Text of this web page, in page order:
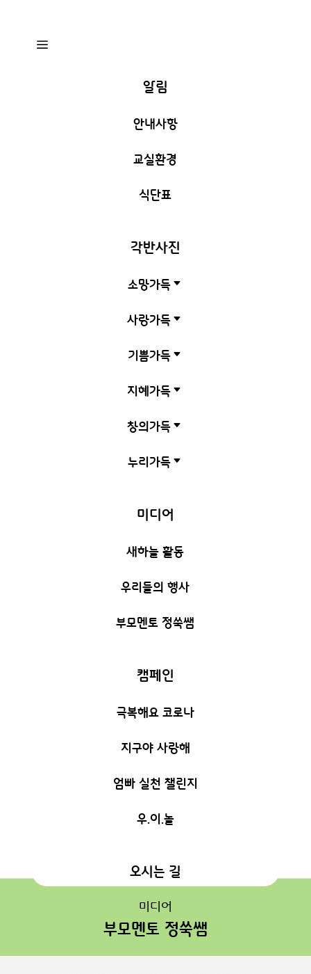
a
알림
안내사항
교실환경
식단표
각반사진
소망가득C
사랑가득 C
기쁨가득C
지혜가득 C
창의가득 C
누리가득C
미디어
새하늘 활동
우리들의 행사
부모멘토 정쑥쌤
캠페인
극복해요 코로나
지구야 사랑해
엄빠 실천 챌린지
우.이.놀
오시는 길
미디어
부모멘토 정쑥쌤